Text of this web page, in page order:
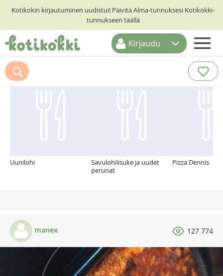
Kotikokin kirjautuminen uudistui! Päivitä Alma-tunnuksesi Kotikokki-
tunnukseen täällä
ETUSIVU
RESEPTIHAKU
Kirjaudu
Suosittelemme myös
Uunilohi
Savulohilisuke ja uudet
perunat
Pizza Dennis
manex 127 774